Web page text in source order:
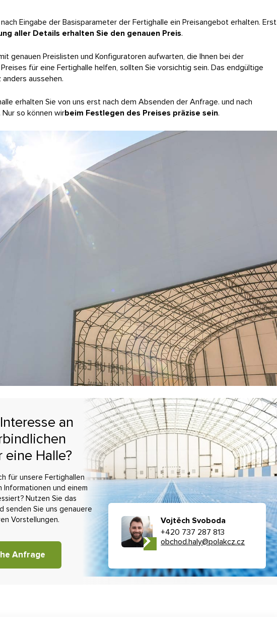
Eingabe der Basisparameter der Fertighalle ein Preisangebot erhalten. Erst
aller Details erhalten Sie den genauen Preis.
genauen Preislisten und Konfiguratoren aufwarten, die Ihnen bei der
für eine Fertighalle helfen, sollten Sie vorsichtig sein. Das endgültige
aussehen.
erhalten Sie von uns erst nach dem Absenden der Anfrage. und nach
so können wirbeim Festlegen des Preises präzise sein.
an
Halle?
für unsere Fertighallen
Informationen und einem
Nutzen Sie das
senden Sie uns genauere
Vorstellungen.
Anfrage
Vojtěch Svoboda
+420 737 287 813
obchod.haly@polakcz.cz